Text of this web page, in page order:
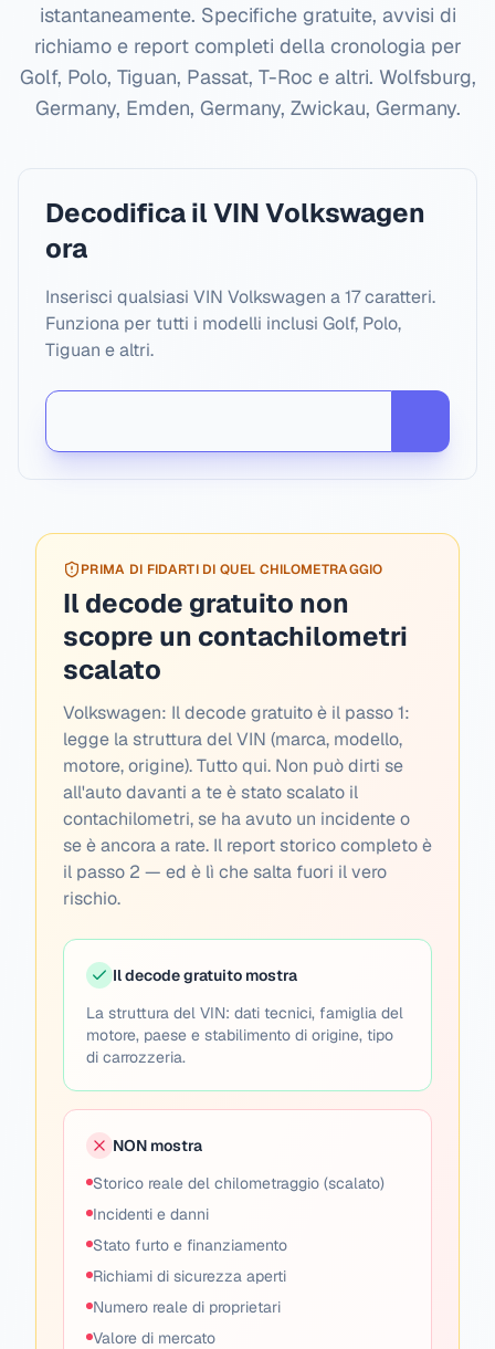
istantaneamente. Specifiche gratuite, avvisi di
richiamo e report completi della cronologia per
Golf, Polo, Tiguan, Passat, T-Roc e altri. Wolfsburg,
Germany, Emden, Germany, Zwickau, Germany.
Decodifica il VIN Volkswagen
ora
Inserisci qualsiasi VIN Volkswagen a 17 caratteri.
Funziona per tutti i modelli inclusi Golf, Polo,
Tiguan e altri.
PRIMA DI FIDARTI DI QUEL CHILOMETRAGGIO
Il decode gratuito non
scopre un contachilometri
scalato
Volkswagen: Il decode gratuito è il passo 1:
legge la struttura del VIN (marca, modello,
motore, origine). Tutto qui. Non può dirti se
all'auto davanti a te è stato scalato il
contachilometri, se ha avuto un incidente o
se è ancora a rate. Il report storico completo è
il passo 2 — ed è lì che salta fuori il vero
rischio.
Il decode gratuito mostra
La struttura del VIN: dati tecnici, famiglia del
motore, paese e stabilimento di origine, tipo
di carrozzeria.
NON mostra
Storico reale del chilometraggio (scalato)
Incidenti e danni
Stato furto e finanziamento
Richiami di sicurezza aperti
Numero reale di proprietari
Valore di mercato